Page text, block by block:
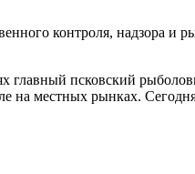
контроля, надзора и
главный псковский
на местных рынках.